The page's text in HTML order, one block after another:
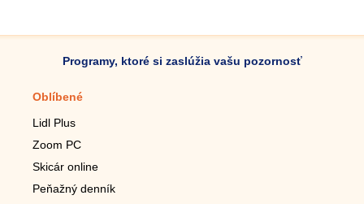
Programy, ktoré si zaslúžia vašu pozornosť
Oblíbené
Lidl Plus
Zoom PC
Skicár online
Peňažný denník